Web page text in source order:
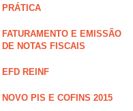
PRÁTICA
FATURAMENTO E EMISSÃO
DE NOTAS FISCAIS
EFD REINF
NOVO PIS E COFINS 2015